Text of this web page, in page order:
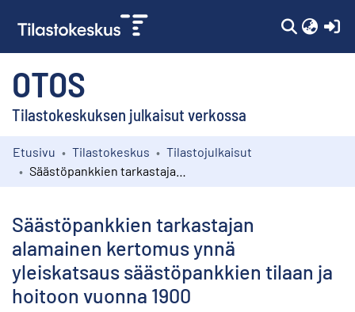
OTOS
Tilastokeskuksen julkaisut verkossa
Kokoelmat
Etusivu Tilastokeskus
Tilastojulkaisut
Säästöpankkien tarkastajan
alamainen kertomus ynnä
yleiskatsaus säästöpankkien tilaan ja
hoitoon vuonna 1900